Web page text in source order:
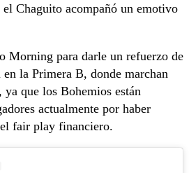
Chaguito acompañó un emotivo
Morning para darle un refuerzo de
en la Primera B, donde marchan
que los Bohemios están
actualmente por haber
fair play financiero.